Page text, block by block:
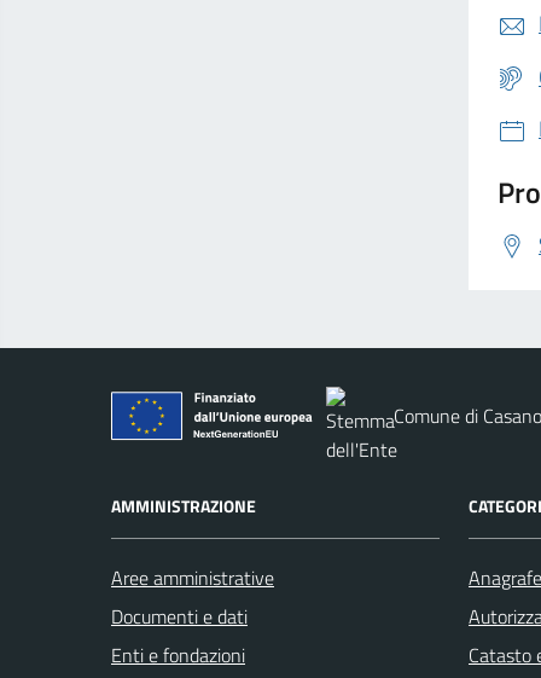
Comune di
AMMINISTRAZIONE
Aree amministrative
Documenti e dati
Enti e fondazioni
Catasto